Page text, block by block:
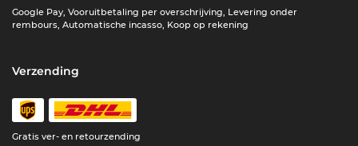
Google Pay, Vooruitbetaling per overschrijving, Levering onder
rembours, Automatische incasso, Koop op rekening
Verzending
Gratis ver- en retourzending